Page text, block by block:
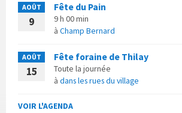
AOÛT
9
Fête du Pain
9 h 00 min
à Champ Bernard
AOÛT
15
Fête foraine de Thilay
Toute la journée
à dans les rues du village
VOIR L'AGENDA